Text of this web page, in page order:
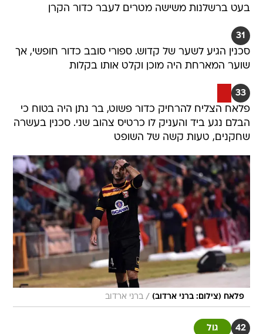
בעט ברשלנות משישה מטרים לעבר כדור הקרן
31
סכנין הגיע לשער של קדוש. ספורי סובב כדור חופשי, אך
שוער המארחת היה מוכן וקלט אותו בקלות
33
פלאח הצליח להרחיק כדור פשוט, בר נתן היה בטוח כי
הבלם נגע ביד והעניק לו כרטיס צהוב שני. סכנין בעשרה
שחקנים, טעות קשה של השופט
פלאח (צילום: ברני ארדוב) / ברני ארדוב
42 גול